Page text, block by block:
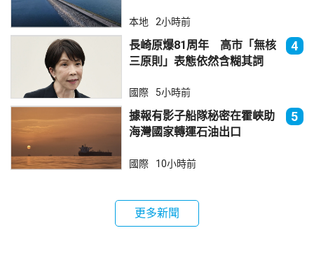
本地 2小時前
長崎原爆81周年 高市「無核
三原則」表態依然含糊其詞
4
國際 5小時前
據報有影子船隊秘密在霍峽助
海灣國家轉運石油出口
5
國際 10小時前
更多新聞